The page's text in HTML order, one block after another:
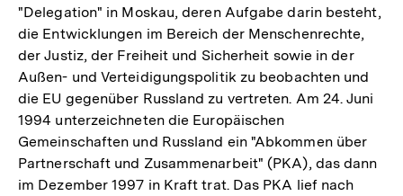
"Delegation" in Moskau, deren Aufgabe darin besteht,
die Entwicklungen im Bereich der Menschenrechte,
der Justiz, der Freiheit und Sicherheit sowie in der
Außen- und Verteidigungspolitik zu beobachten und
die EU gegenüber Russland zu vertreten. Am 24. Juni
1994 unterzeichneten die Europäischen
Gemeinschaften und Russland ein "Abkommen über
Partnerschaft und Zusammenarbeit" (PKA), das dann
im Dezember 1997 in Kraft trat. Das PKA lief nach